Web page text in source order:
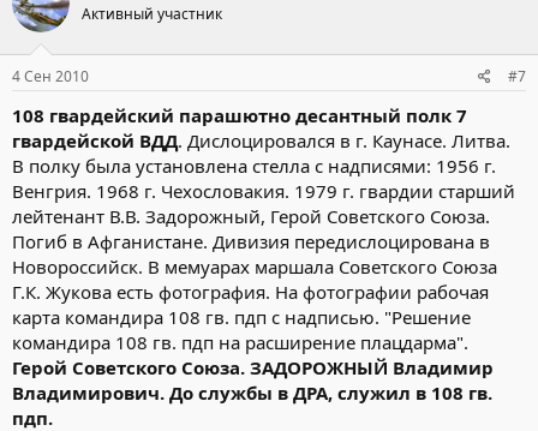
Активный участник
4 Сен 2010 #7
108 гвардейский парашютно десантный полк 7
гвардейской ВДД. Дислоцировался в г. Каунасе. Литва.
В полку была установлена стелла с надписями: 1956 г.
Венгрия. 1968 г. Чехословакия. 1979 г. гвардии старший
лейтенант В.В. Задорожный, Герой Советского Союза.
Погиб в Афганистане. Дивизия передислоцирована в
Новороссийск. В мемуарах маршала Советского Союза
Г.К. Жукова есть фотография. На фотографии рабочая
карта командира 108 гв. пдп с надписью. "Решение
командира 108 гв. пдп на расширение плацдарма".
Герой Советского Союза. ЗАДОРОЖНЫЙ Владимир
Владимирович. До службы в ДРА, cлужил в 108 гв.
пдп.